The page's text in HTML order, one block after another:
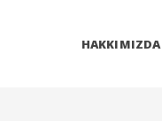
HAKKIMIZDA